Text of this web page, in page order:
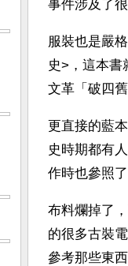
事件涉及了很
服裝也是嚴
史>，這本書
文革「破四
更直接的藍
史時期都有
作時也參照
布料爛掉了
的很多古裝
參考那些東西